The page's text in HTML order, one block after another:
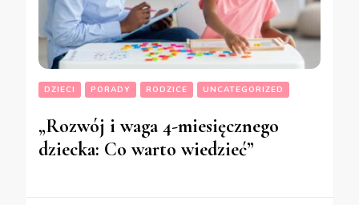
DZIECI PORADY RODZICE UNCATEGORIZED
„Rozwój i waga 4-miesięcznego
dziecka: Co warto wiedzieć”